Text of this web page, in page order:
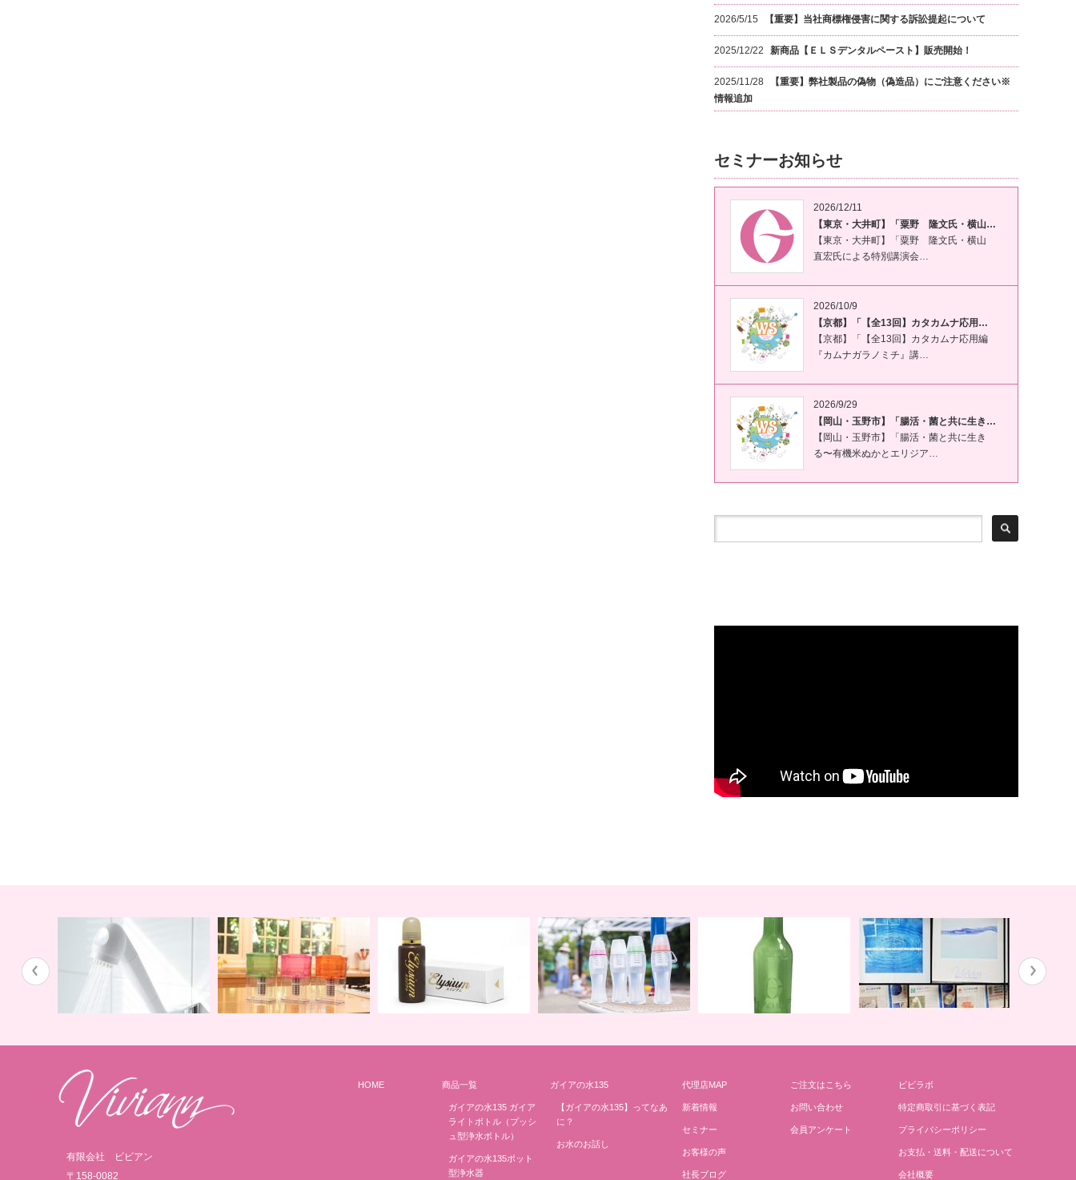
2026/5/15 【重要】当社商標権侵害に関する訴訟提起について
2025/12/22 新商品【ＥＬＳデンタルペースト】販売開始！
2025/11/28
【重要】弊社製品の偽物（偽造品）にご注意ください※
情報追加
セミナーお知らせ
2026/12/11
【東京・大井町】「粟野 隆文氏・横山…
【東京・大井町】「粟野 隆文氏・横山
直宏氏による特別講演会…
2026/10/9
【京都】「【全13回】カタカムナ応用…
【京都】「【全13回】カタカムナ応用編
『カムナガラノミチ』講…
2026/9/29
【岡山・玉野市】「腸活・菌と共に生き…
【岡山・玉野市】「腸活・菌と共に生き
る〜有機米ぬかとエリジア…
地球の恵みを シャワー 地球の一滴 エリジアム 地球と共に ライトボトル みどりごとグリーンボトル
ガイアの水１３５と私
有限会社 ビビアン
〒158-0082
HOME 商品一覧
ガイアの水135 ガイア
ライトボトル（プッシ
ュ型浄水ボトル）
ガイアの水135ポット
型浄水器
ガイアの水135
【ガイアの水135】ってなあ
に？
お水のお話し
代理店MAP
新着情報
セミナー
お客様の声
社長ブログ
ご注文はこちら
お問い合わせ
会員アンケート
ビビラボ
特定商取引に基づく表記
プライバシーポリシー
お支払・送料・配送について
会社概要